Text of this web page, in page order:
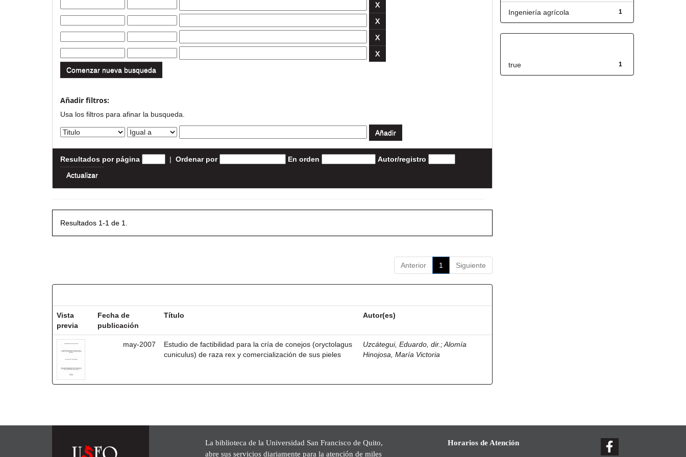
Comenzar nueva busqueda
Añadir filtros:
Usa los filtros para afinar la busqueda.
Resultados por página | Ordenar por En orden Autor/registro
Resultados 1-1 de 1.
Anterior 1 Siguiente
Vista
previa
Fecha de
publicación
Título Autor(es)
may-2007
Estudio de factibilidad para la cría de conejos (oryctolagus
cuniculus) de raza rex y comercialización de sus pieles
Uzcátegui, Eduardo, dir. ;Alomía
Hinojosa, María Victoria
1
Ingeniería agrícola
1
true
La biblioteca de la Universidad San Francisco de Quito,
abre sus servicios diariamente para la atención de miles
Horarios de Atención